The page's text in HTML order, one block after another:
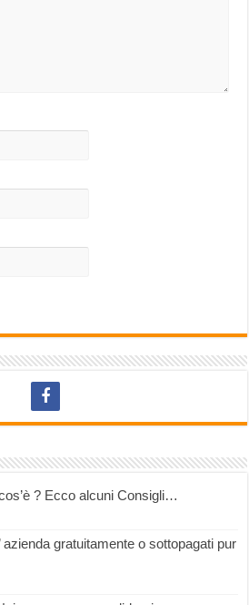
? Ecco alcuni Consigli…
azienda gratuitamente o sottopagati pur